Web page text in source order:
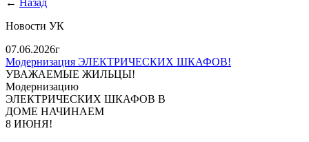
← Назад
Новости УК
07.06.2026г
Модернизация ЭЛЕКТРИЧЕСКИХ ШКАФОВ!
УВАЖАЕМЫЕ ЖИЛЬЦЫ!
Модернизацию
ЭЛЕКТРИЧЕСКИХ ШКАФОВ В
ДОМЕ НАЧИНАЕМ
8 ИЮНЯ!